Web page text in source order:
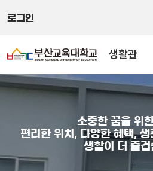
로그인
생활관
소중한 꿈을 위
편리한 위치, 다양한 혜택,
생활이 더 즐겁